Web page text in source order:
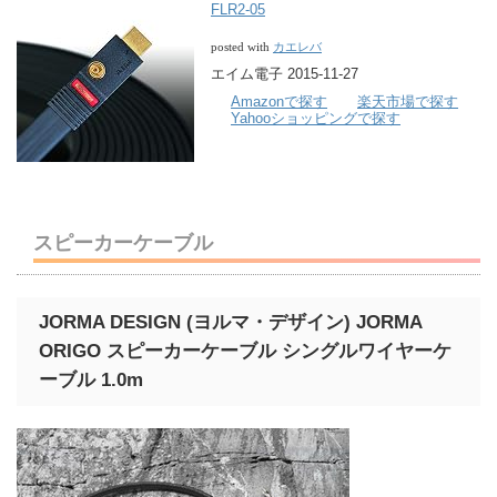
FLR2-05
posted with カエレバ
エイム電子 2015-11-27
Amazonで探す
楽天市場で探す
Yahooショッピングで探す
スピーカーケーブル
JORMA DESIGN (ヨルマ・デザイン) JORMA
ORIGO スピーカーケーブル シングルワイヤーケ
ーブル 1.0m